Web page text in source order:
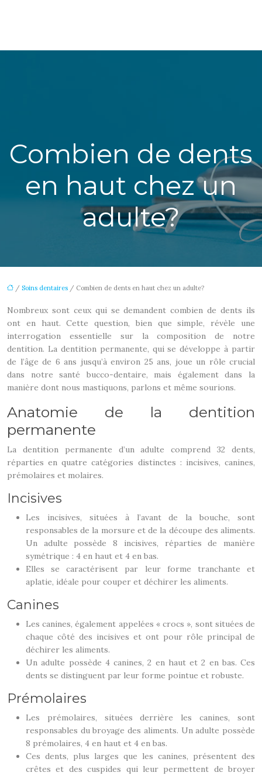
Combien de dents
en haut chez un
adulte?
/ Soins dentaires / Combien de dents en haut chez un adulte?
Nombreux sont ceux qui se demandent combien de dents ils
ont en haut. Cette question, bien que simple, révèle une
interrogation essentielle sur la composition de notre
dentition. La dentition permanente, qui se développe à partir
de l’âge de 6 ans jusqu’à environ 25 ans, joue un rôle crucial
dans notre santé bucco-dentaire, mais également dans la
manière dont nous mastiquons, parlons et même sourions.
Anatomie de la dentition
permanente
La dentition permanente d’un adulte comprend 32 dents,
réparties en quatre catégories distinctes : incisives, canines,
prémolaires et molaires.
Incisives
Les incisives, situées à l’avant de la bouche, sont
responsables de la morsure et de la découpe des aliments.
Un adulte possède 8 incisives, réparties de manière
symétrique : 4 en haut et 4 en bas.
Elles se caractérisent par leur forme tranchante et
aplatie, idéale pour couper et déchirer les aliments.
Canines
Les canines, également appelées « crocs », sont situées de
chaque côté des incisives et ont pour rôle principal de
déchirer les aliments.
Un adulte possède 4 canines, 2 en haut et 2 en bas. Ces
dents se distinguent par leur forme pointue et robuste.
Prémolaires
Les prémolaires, situées derrière les canines, sont
responsables du broyage des aliments. Un adulte possède
8 prémolaires, 4 en haut et 4 en bas.
Ces dents, plus larges que les canines, présentent des
crêtes et des cuspides qui leur permettent de broyer